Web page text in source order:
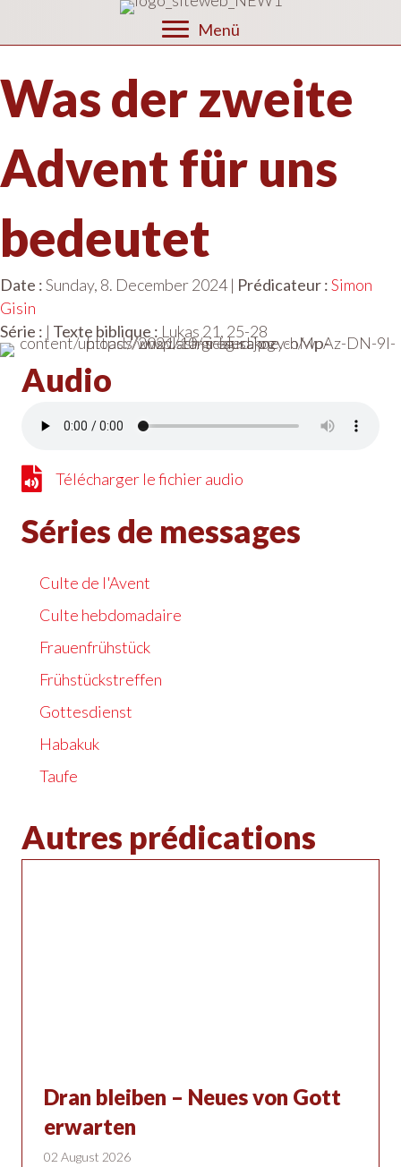
Menü
Was der zweite
Advent für uns
bedeutet
Date :Sunday, 8. December 2024 | Prédicateur :Simon
Gisin
Série : | Texte biblique : Lukas 21, 25-28
Audio
Télécharger le fichier audio
Télécharger le fichier audio
Séries de messages
Culte de l'Avent
Culte hebdomadaire
Frauenfrühstück
Frühstückstreffen
Gottesdienst
Habakuk
Taufe
Autres prédications
Dran bleiben – Neues von Gott
erwarten
02 August 2026